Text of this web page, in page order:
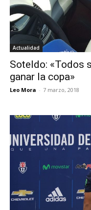
Actualidad
Soteldo: «Todos
ganar la copa»
Leo Mora - 7 marzo, 2018